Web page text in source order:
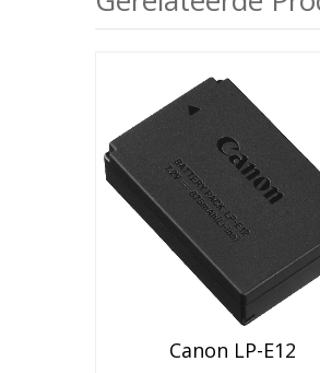
Canon LP-E12